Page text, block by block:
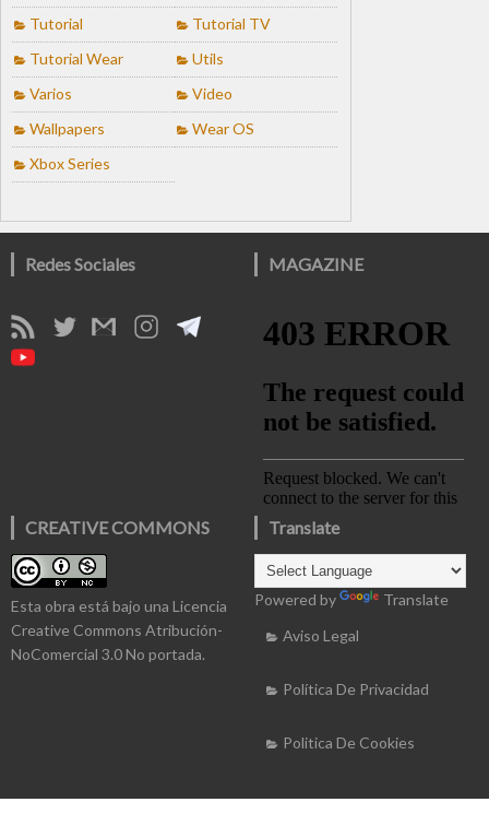
Tutorial
Tutorial TV
Tutorial Wear
Utils
Varios
Video
Wallpapers
Wear OS
Xbox Series
Redes Sociales MAGAZINE
CREATIVE COMMONS
Esta obra está bajo una Licencia
Creative Commons Atribución-
NoComercial 3.0 No portada.
Translate
Powered by
Translate
Aviso Legal
Política De Privacidad
Politica De Cookies